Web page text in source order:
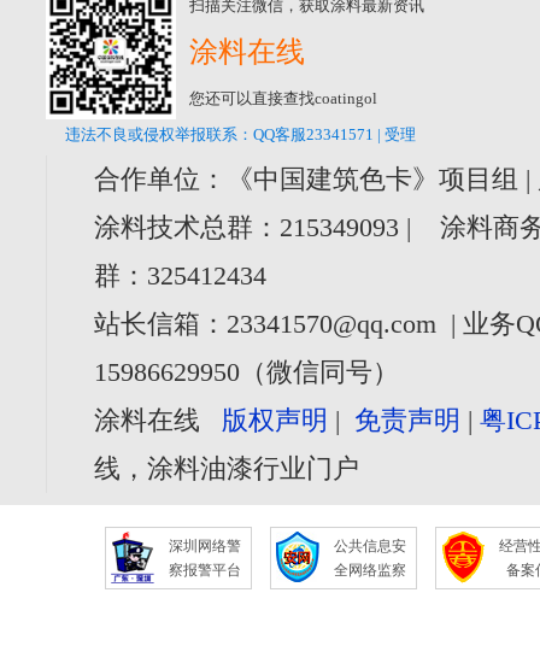
扫描关注微信，获取涂料最新资讯
涂料在线
您还可以直接查找coatingol
违法不良或侵权举报联系：QQ客服23341571 | 受理
合作单位：《中国建筑色卡》项目组
涂料技术总群：215349093 | 涂料商
群：325412434
站长信箱：23341570@qq.com | 业务
15986629950（微信同号）
涂料在线 版权声明 | 免责声明 |粤
线，涂料油漆行业门户
深圳网络警
察报警平台
公共信息安
全网络监察
经营
备案